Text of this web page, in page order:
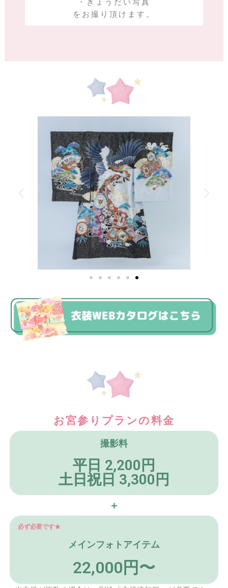
・きょうだい写真
をお撮り頂けます。
お宮参りプランの料金
撮影料
平日 2,200円
土日祝日 3,300円
＋
必ず必要です★
メインフォトアイテム
22,000円〜